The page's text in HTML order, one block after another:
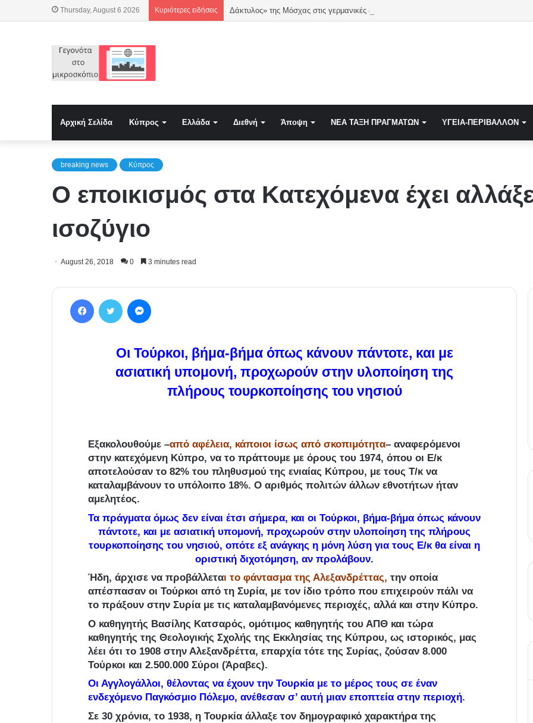
Thursday, August 6 2026 Κυριότερες ειδήσεις Δάκτυλος» της Μόσχας στις γερμανικές εκλογές
Αρχική Σελίδα Κύπρος Ελλάδα Διεθνή Άποψη NEA TAΞΗ ΠΡΑΓΜΑΤΩΝ ΥΓΕΙΑ-ΠΕΡΙΒΑΛΛΟΝ
breaking news Κύπρος
Ο εποικισμός στα Κατεχόμενα έχει
ισοζύγιο
August 26, 2018 0 3 minutes read
Οι Τούρκοι, βήμα-βήμα όπως κάνουν πάντοτε, και με
ασιατική υπομονή, προχωρούν στην υλοποίηση της
πλήρους τουρκοποίησης του νησιού
Εξακολουθούμε –από αφέλεια, κάποιοι ίσως από σκοπιμότητα– αναφερόμενοι
στην κατεχόμενη Κύπρο, να το πράττουμε με όρους του 1974, όπου οι Ε/κ
αποτελούσαν το 82% του πληθυσμού της ενιαίας Κύπρου, με τους Τ/κ να
καταλαμβάνουν το υπόλοιπο 18%. Ο αριθμός πολιτών άλλων εθνοτήτων ήταν
αμελητέος.
Τα πράγματα όμως δεν είναι έτσι σήμερα, και οι Τούρκοι, βήμα-βήμα όπως κάνουν
πάντοτε, και με ασιατική υπομονή, προχωρούν στην υλοποίηση της πλήρους
τουρκοποίησης του νησιού, οπότε εξ ανάγκης η μόνη λύση για τους Ε/κ θα είναι η
οριστική διχοτόμηση, αν προλάβουν.
Ήδη, άρχισε να προβάλλεται το φάντασμα της Αλεξανδρέττας, την οποία
απέσπασαν οι Τούρκοι από τη Συρία, με τον ίδιο τρόπο που επιχειρούν πάλι να
το πράξουν στην Συρία με τις καταλαμβανόμενες περιοχές, αλλά και στην Κύπρο.
Ο καθηγητής Βασίλης Κατσαρός, ομότιμος καθηγητής του ΑΠΘ και τώρα
καθηγητής της Θεολογικής Σχολής της Εκκλησίας της Κύπρου, ως ιστορικός, μας
λέει ότι το 1908 στην Αλεξανδρέττα, επαρχία τότε της Συρίας, ζούσαν 8.000
Τούρκοι και 2.500.000 Σύροι (Άραβες).
Οι Αγγλογάλλοι, θέλοντας να έχουν την Τουρκία με το μέρος τους σε έναν
ενδεχόμενο Παγκόσμιο Πόλεμο, ανέθεσαν σ’ αυτή μιαν εποπτεία στην περιοχή.
Σε 30 χρόνια, το 1938, η Τουρκία άλλαξε τον δημογραφικό χαρακτήρα της